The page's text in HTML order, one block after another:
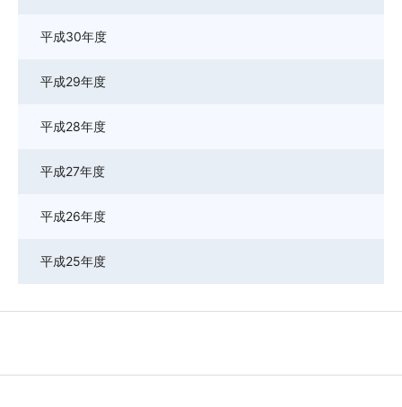
平成30年度
平成29年度
平成28年度
平成27年度
平成26年度
平成25年度